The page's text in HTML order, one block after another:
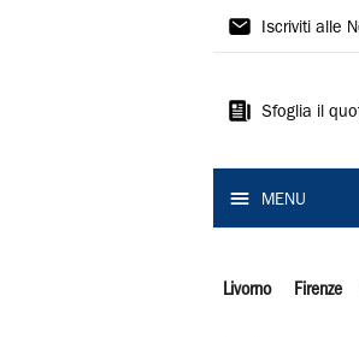
Il
Iscriviti alle
Sfoglia il
MENU
Livorno Firenze